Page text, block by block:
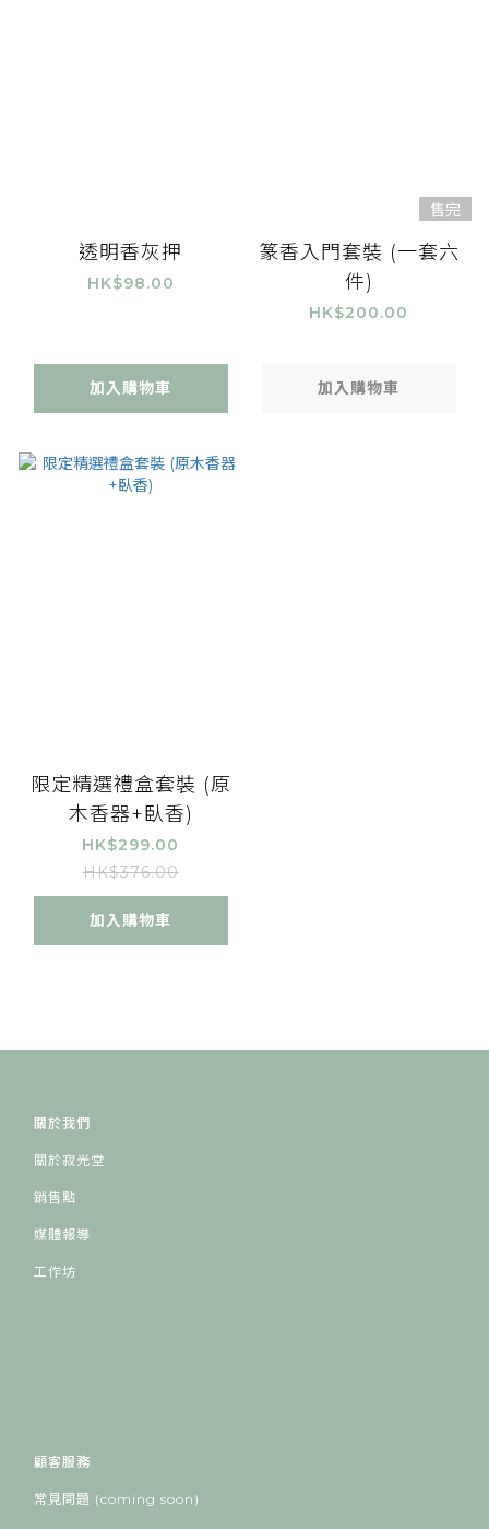
透明香灰押
HK$98.00
加入購物車
售完
篆香入門套裝 (一套六
件)
HK$200.00
加入購物車
限定精選禮盒套裝 (原
木香器+臥香)
HK$299.00
HK$376.00
加入購物車
關於我們
關於寂光堂
銷售點
媒體報導
工作坊
顧客服務
常見問題 (coming soon)